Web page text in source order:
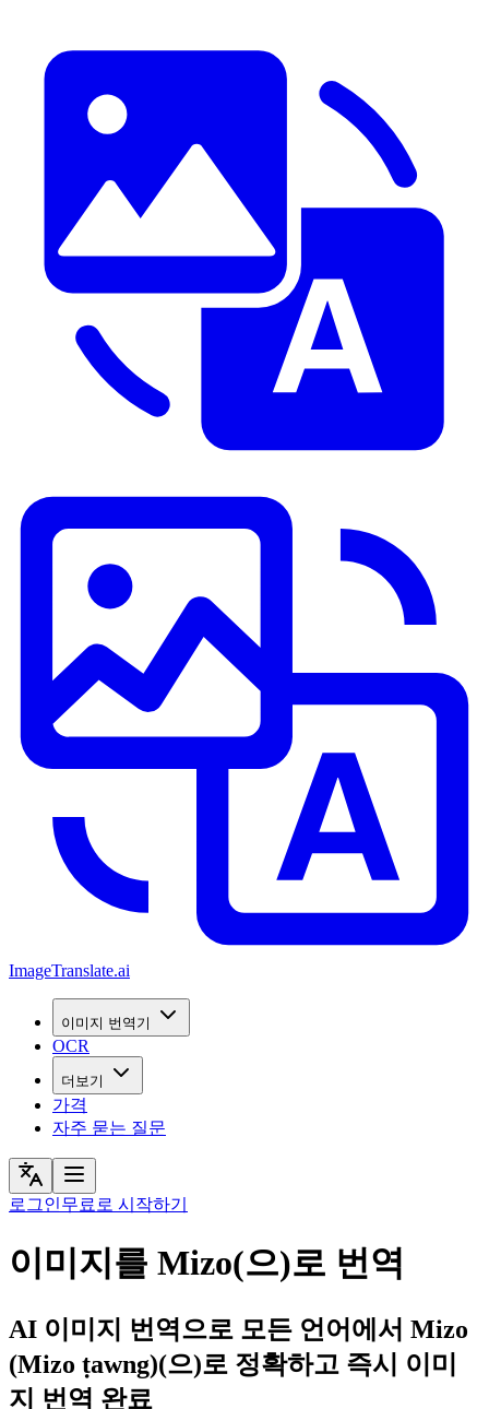
ImageTranslate.ai
이미지 번역기
OCR
더보기
가격
자주 묻는 질문
로그인무료로 시작하기
이미지를 Mizo(으)로 번역
AI 이미지 번역으로 모든 언어에서 Mizo
(Mizo ṭawng)(으)로 정확하고 즉시 이미
지 번역 완료